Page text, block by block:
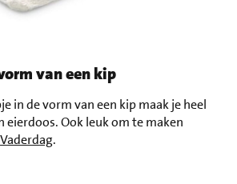
van een kip
in de vorm van een kip maak je heel
eierdoos. Ook leuk om te maken
Vaderdag.